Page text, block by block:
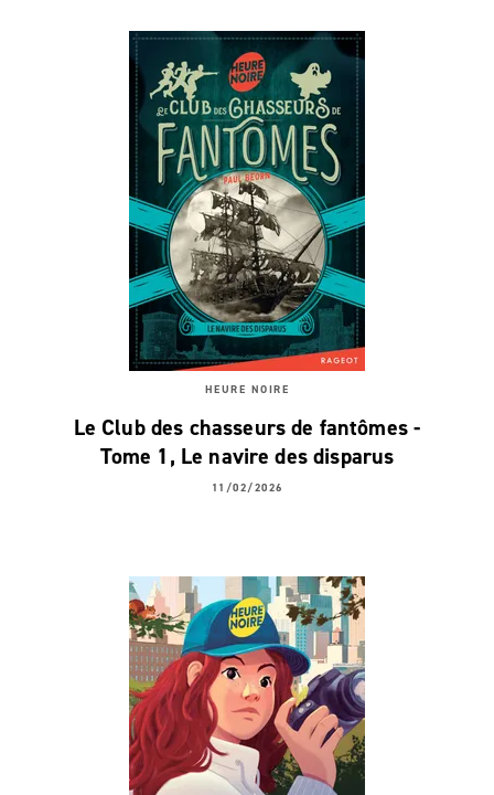
HEURE NOIRE
Le Club des chasseurs de fantômes -
Tome 1, Le navire des disparus
11/02/2026